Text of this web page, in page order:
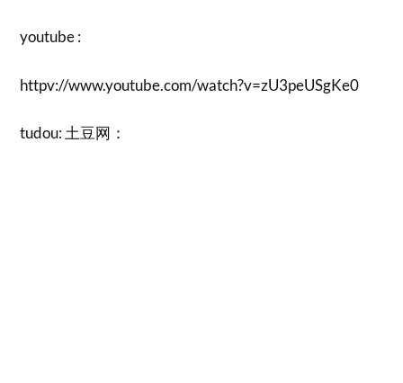
youtube :
httpv://www.youtube.com/watch?v=zU3peUSgKe0
tudou: 土豆网：